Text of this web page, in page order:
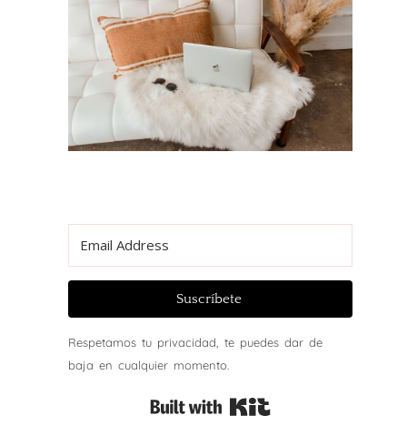
Suscríbete
Respetamos tu privacidad, te puedes dar de
baja en cualquier momento.